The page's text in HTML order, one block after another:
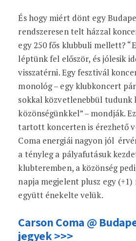
És hogy miért dönt egy
rendszeresen telt házzal
egy 250 fős klubbuli mellett?
léptünk fel először, és jólesik
visszatérni. Egy fesztivál
monológ – egy klubkoncert
sokkal közvetlenebbül tudunk
közönségünkkel” – mondják.
tartott koncerten is érezhető
Coma energiái nagyon jól
a tényleg a pályafutásuk
klubteremben, a közönség
napja megjelent plusz egy
együtt énekelte velük.
Carson Coma @
jegyek >>>